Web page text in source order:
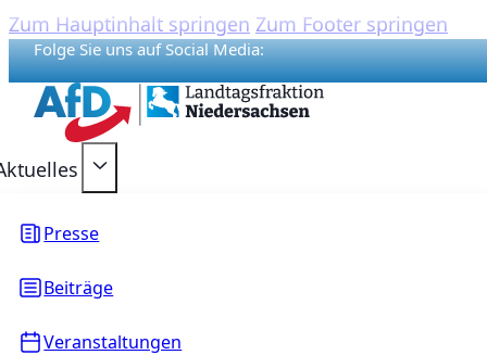
Zum Hauptinhalt springen Zum Footer springen
Folge Sie uns auf Social Media:
{acf_social_media_plattform}
{acf_social_media_plattform}
{acf_social_media_plattform}
{acf_social_media_plattform}
{acf_social_media_plattform}
Presse
Beiträge
Veranstaltungen